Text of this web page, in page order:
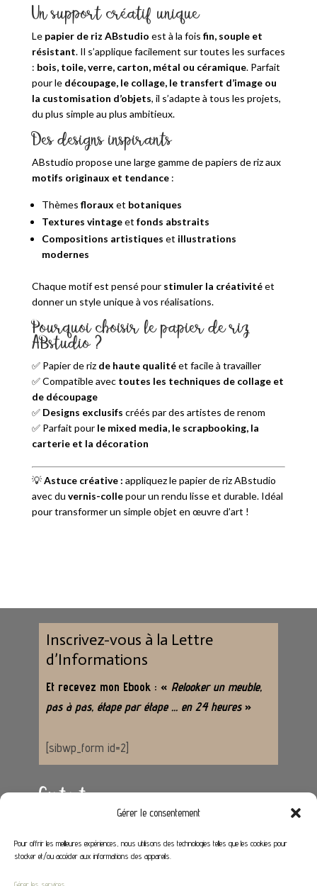
Gérer le consentement
Pour offrir les meilleures expériences, nous utilisons des technologies telles que les cookies pour
stocker et/ou accéder aux informations des appareils.
Un support créatif unique
Le papier de riz ABstudio est à la fois fin, souple et
résistant. Il s’applique facilement sur toutes les surfaces
: bois, toile, verre, carton, métal ou céramique. Parfait
pour le découpage, le collage, le transfert d’image ou
la customisation d’objets, il s’adapte à tous les projets,
du plus simple au plus ambitieux.
Des designs inspirants
ABstudio propose une large gamme de papiers de riz aux
motifs originaux et tendance:
Thèmes floraux et botaniques
Textures vintageet fonds abstraits
Compositions artistiques et illustrations
modernes
Chaque motif est pensé pour stimuler la créativitéet
donner un style unique à vos réalisations.
Pourquoi choisir le papier de riz
ABstudio ?
✅ Papier de riz de haute qualitéet facile à travailler
✅ Compatible avec toutes les techniques de collage et
de découpage
✅ Designs exclusifs créés par des artistes de renom
✅ Parfait pour le mixed media, le scrapbooking, la
carterie et la décoration
💡Astuce créative : appliquez le papier de riz ABstudio
avec du vernis-collepour un rendu lisse et durable. Idéal
pour transformer un simple objet en œuvre d’art !
Inscrivez-vous à la Lettre
d’Informations
Et recevez mon Ebook : « Relooker un meuble,
pas à pas, étape par étape … en 24 heures »
[sibwp_form id=2]
Contact
contact@stephaniedeco.fr